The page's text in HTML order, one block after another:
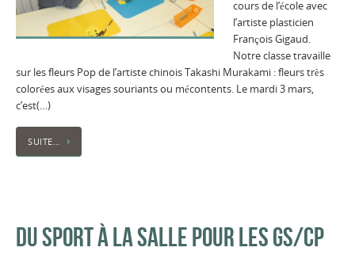
cours de l’école avec
l’artiste plasticien
François Gigaud.
Notre classe travaille
sur les fleurs Pop de l’artiste chinois Takashi Murakami : fleurs très
colorées aux visages souriants ou mécontents. Le mardi 3 mars,
c’est(…)
SUITE…
DU SPORT À LA SALLE POUR LES GS/CP